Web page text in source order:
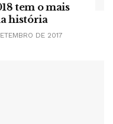
tem o mais
história
DE 2017